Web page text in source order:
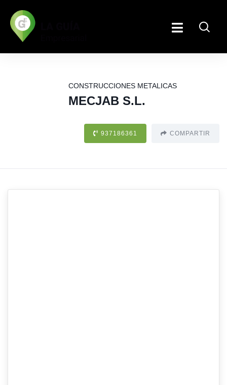
CONSTRUCCIONES METALICAS
MECJAB S.L.
937186361 COMPARTIR